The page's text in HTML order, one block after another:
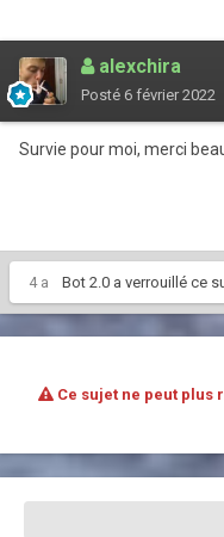
alexchira
Posté 6 février 2022
Survie pour moi, merci
4 a Bot 2.0 a verrouillé ce
Ce sujet ne peut plus